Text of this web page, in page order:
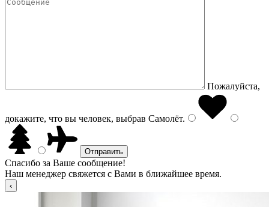
Пожалуйста,
докажите, что вы человек, выбрав Самолёт.
Спасибо за Ваше сообщение!
Наш менеджер свяжется с Вами в ближайшее время.